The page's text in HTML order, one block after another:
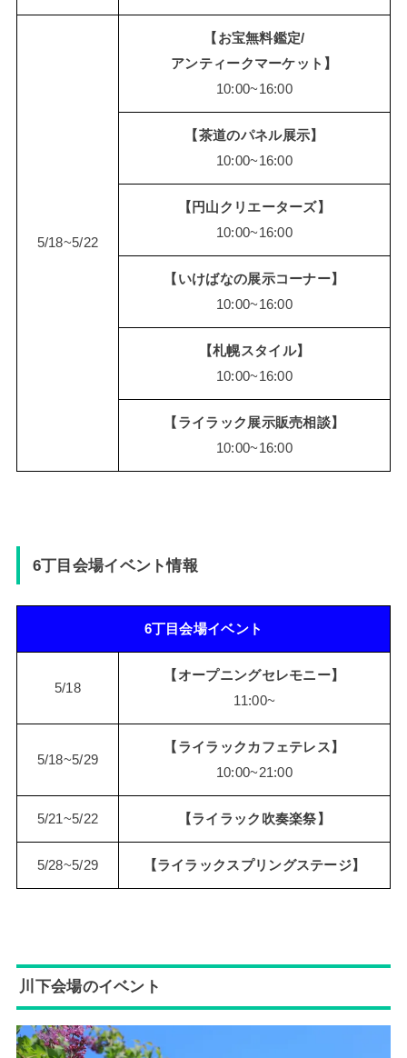
5/18~5/22
【お宝無料鑑定/
アンティークマーケット】
10:00~16:00
【茶道のパネル展示】
10:00~16:00
【円山クリエーターズ】
10:00~16:00
【いけばなの展示コーナー】
10:00~16:00
【札幌スタイル】
10:00~16:00
【ライラック展示販売相談】
10:00~16:00
6丁目会場イベント情報
6丁目会場イベント
5/18
【オープニングセレモニー】
11:00~
5/18~5/29
【ライラックカフェテレス】
10:00~21:00
5/21~5/22 【ライラック吹奏楽祭】
5/28~5/29 【ライラックスプリングステージ】
川下会場のイベント